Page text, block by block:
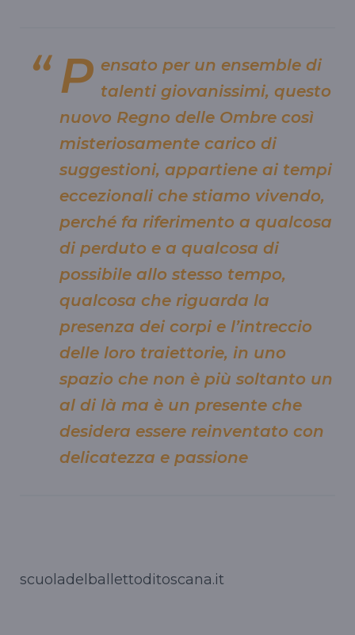
P ensato per un ensemble di
talenti giovanissimi, questo
nuovo Regno delle Ombre così
misteriosamente carico di
suggestioni, appartiene ai tempi
eccezionali che stiamo vivendo,
perché fa riferimento a qualcosa
di perduto e a qualcosa di
possibile allo stesso tempo,
qualcosa che riguarda la
presenza dei corpi e l’intreccio
delle loro traiettorie, in uno
spazio che non è più soltanto un
al di là ma è un presente che
desidera essere reinventato con
delicatezza e passione
scuoladelballettoditoscana.it